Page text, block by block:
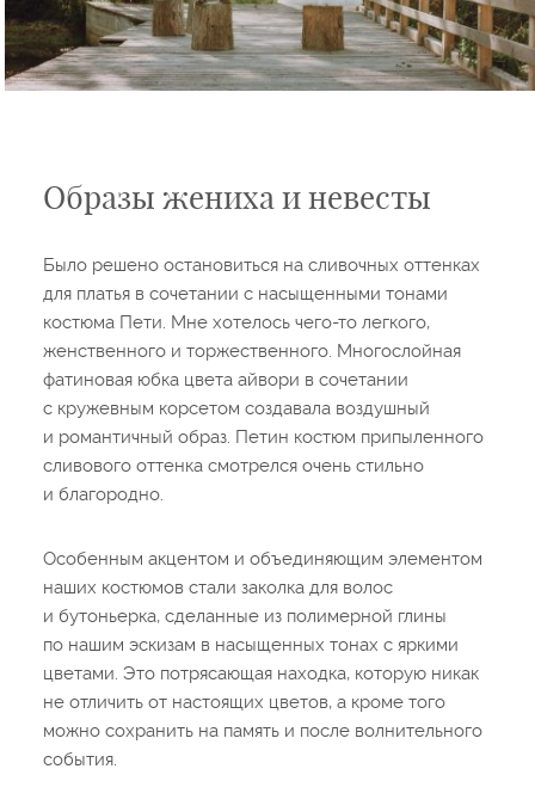
Образы жениха и невесты
Было решено остановиться на сливочных оттенках
для платья в сочетании с насыщенными тонами
костюма Пети. Мне хотелось чего-то легкого,
женственного и торжественного. Многослойная
фатиновая юбка цвета айвори в сочетании
с кружевным корсетом создавала воздушный
и романтичный образ. Петин костюм припыленного
сливового оттенка смотрелся очень стильно
и благородно.
Особенным акцентом и объединяющим элементом
наших костюмов стали заколка для волос
и бутоньерка, сделанные из полимерной глины
по нашим эскизам в насыщенных тонах с яркими
цветами. Это потрясающая находка, которую никак
не отличить от настоящих цветов, а кроме того
можно сохранить на память и после волнительного
события.